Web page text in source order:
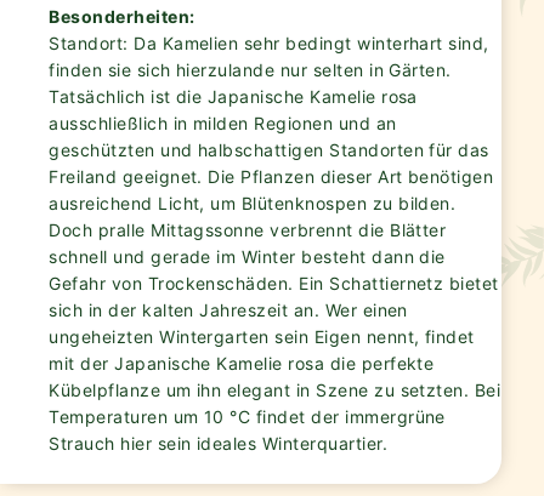
Besonderheiten:
Standort: Da Kamelien sehr bedingt winterhart sind,
finden sie sich hierzulande nur selten in Gärten.
Tatsächlich ist die Japanische Kamelie rosa
ausschließlich in milden Regionen und an
geschützten und halbschattigen Standorten für das
Freiland geeignet. Die Pflanzen dieser Art benötigen
ausreichend Licht, um Blütenknospen zu bilden.
Doch pralle Mittagssonne verbrennt die Blätter
schnell und gerade im Winter besteht dann die
Gefahr von Trockenschäden. Ein Schattiernetz bietet
sich in der kalten Jahreszeit an. Wer einen
ungeheizten Wintergarten sein Eigen nennt, findet
mit der Japanische Kamelie rosa die perfekte
Kübelpflanze um ihn elegant in Szene zu setzten. Bei
Temperaturen um 10 °C findet der immergrüne
Strauch hier sein ideales Winterquartier.